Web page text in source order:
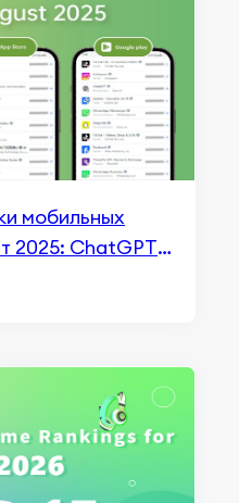
мобильных
2025: ChatGPT